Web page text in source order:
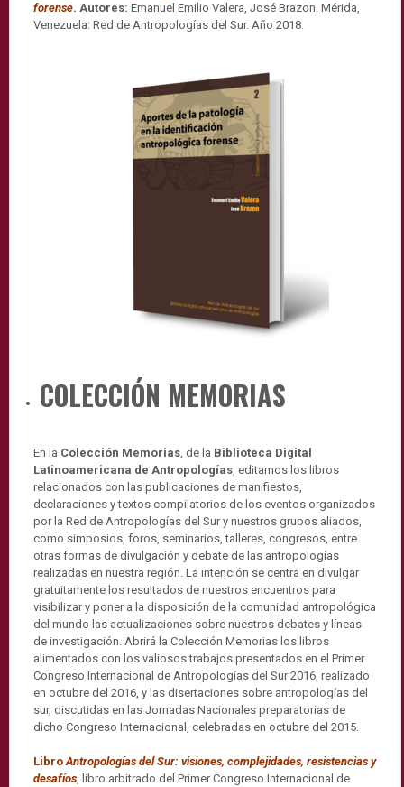
forense. Autores: Emanuel Emilio Valera, José Brazon. Mérida,
Venezuela: Red de Antropologías del Sur. Año 2018.
COLECCIÓN MEMORIAS
En la Colección Memorias, de la Biblioteca Digital
Latinoamericana de Antropologías, editamos los libros
relacionados con las publicaciones de manifiestos,
declaraciones y textos compilatorios de los eventos organizados
por la Red de Antropologías del Sur y nuestros grupos aliados,
como simposios, foros, seminarios, talleres, congresos, entre
otras formas de divulgación y debate de las antropologías
realizadas en nuestra región. La intención se centra en divulgar
gratuitamente los resultados de nuestros encuentros para
visibilizar y poner a la disposición de la comunidad antropológica
del mundo las actualizaciones sobre nuestros debates y líneas
de investigación. Abrirá la Colección Memorias los libros
alimentados con los valiosos trabajos presentados en el Primer
Congreso Internacional de Antropologías del Sur 2016, realizado
en octubre del 2016, y las disertaciones sobre antropologías del
sur, discutidas en las Jornadas Nacionales preparatorias de
dicho Congreso Internacional, celebradas en octubre del 2015.
LibroAntropologías del Sur: visiones, complejidades, resistencias y
desafíos, libro arbitrado del Primer Congreso Internacional de